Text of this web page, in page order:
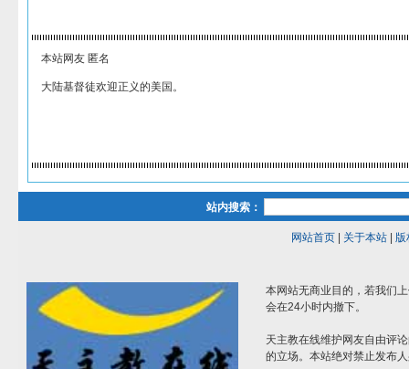
本站网友 匿名
大陆基督徒欢迎正义的美国。
站内搜索：
网站首页| 关于本站| 版
本网站无商业目的，若我们
会在24小时内撤下。
天主教在线维护网友自由评
的立场。本站绝对禁止发布